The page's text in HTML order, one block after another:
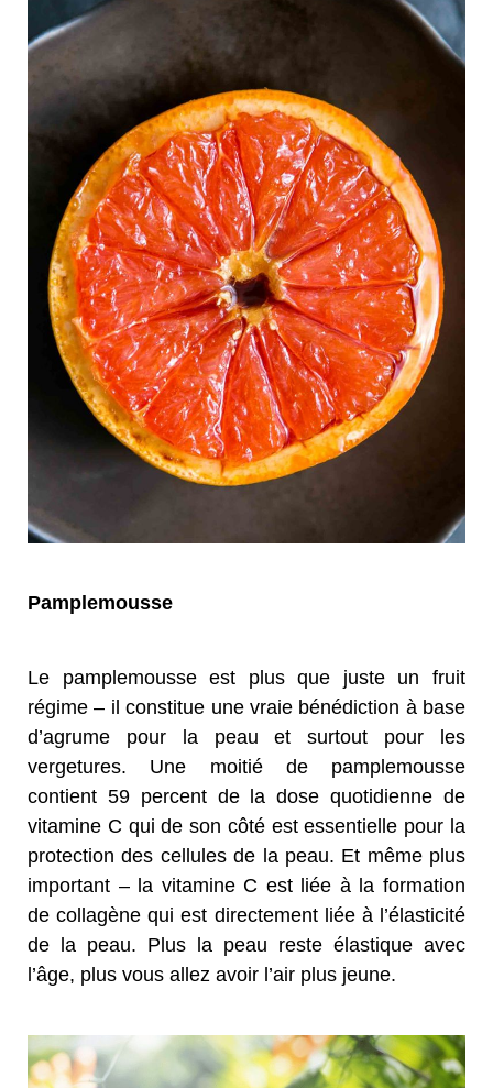
Pamplemousse
Le pamplemousse est plus que juste un fruit
régime – il constitue une vraie bénédiction à base
d’agrume pour la peau et surtout pour les
vergetures. Une moitié de pamplemousse
contient 59 percent de la dose quotidienne de
vitamine C qui de son côté est essentielle pour la
protection des cellules de la peau. Et même plus
important – la vitamine C est liée à la formation
de collagène qui est directement liée à l’élasticité
de la peau. Plus la peau reste élastique avec
l’âge, plus vous allez avoir l’air plus jeune.